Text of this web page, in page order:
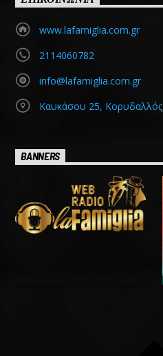
www.lafamiglia.com.gr
2114060782
info@lafamiglia.com.gr
Καυκάσου 25, Κορυδαλλός
BANNERS